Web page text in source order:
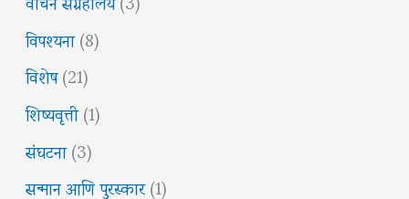
विपश्यना(8)
विशेष(21)
शिष्यवृत्ती(1)
संघटना(3)
सन्मान आणि पुरस्कार(1)